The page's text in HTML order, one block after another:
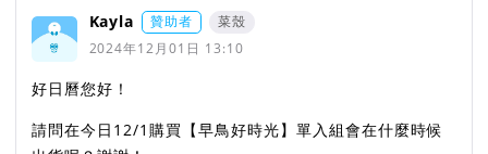
Kayla 贊助者
菜殼
2024年12月01日 13:10
好日曆您好！
請問在今日12/1購買【早鳥好時光】單入組會在什麼時候